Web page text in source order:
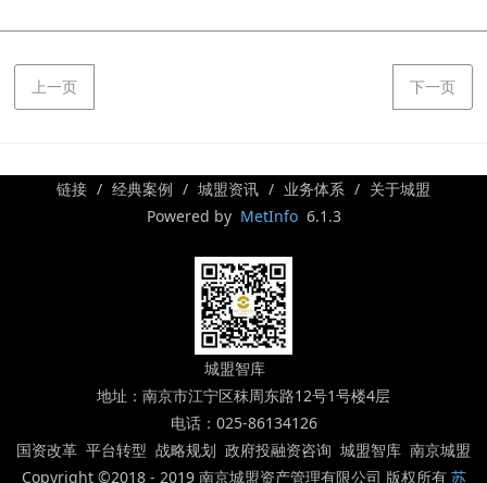
上一页 下一页
链接 经典案例 城盟资讯 业务体系
关于城盟
Powered by MetInfo6.1.3
城盟智库
地址：南京市江宁区秣周东路12号1号楼4层
电话：025-86134126
国资改革 平台转型 战略规划 政府投融资咨询 城盟智库 南京城盟
Copyright ©2018 - 2019 南京城盟资产管理有限公司 版权所有 苏